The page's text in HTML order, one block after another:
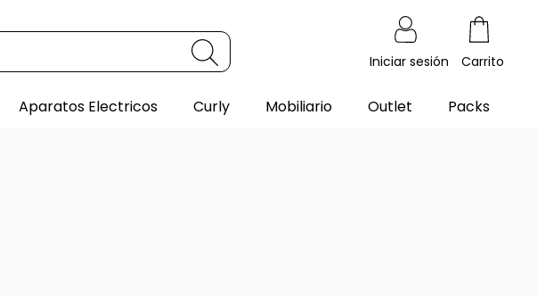
Iniciar sesión Carrito
Aparatos Electricos Curly Mobiliario Outlet Packs